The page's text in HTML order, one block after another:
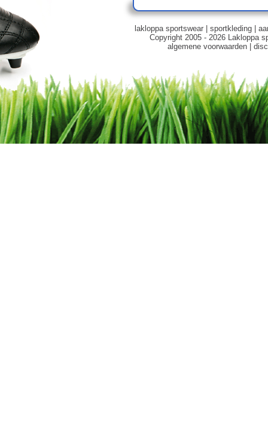
lakloppa sportswear| sportkleding|
Copyright 2005 - 2026 Lakloppa
algemene voorwaarden